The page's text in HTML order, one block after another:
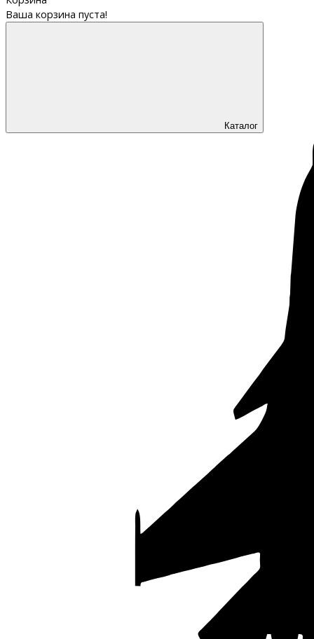
Ваша корзина пуста!
Каталог